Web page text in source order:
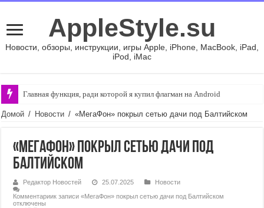
AppleStyle.su
Новости, обзоры, инструкции, игры Apple, iPhone, MacBook, iPad,
iPod, iMac
Главная функция, ради которой я купил флагман на Android
Домой / Новости / «МегаФон» покрыл сетью дачи под Балтийском
«МегаФон» покрыл сетью дачи под
Балтийском
Редактор Новостей 25.07.2025
Новости
Комментариик записи «МегаФон» покрыл сетью дачи под Балтийском
отключены